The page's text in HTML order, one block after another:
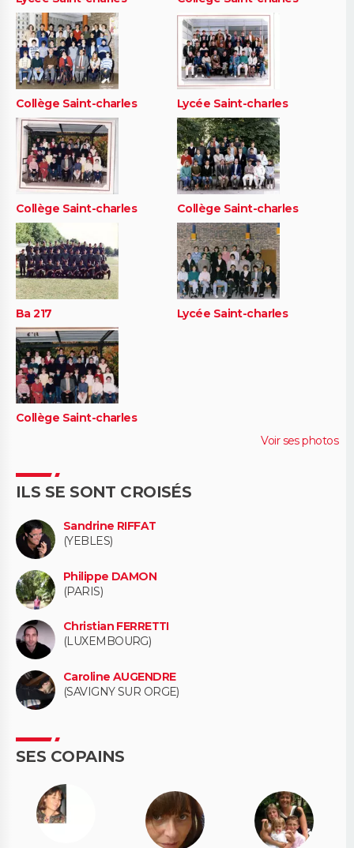
Collège Saint-charles Lycée Saint-charles
Collège Saint-charles Collège Saint-charles
Ba 217 Lycée Saint-charles
Collège Saint-charles
Voir ses photos
ILS SE SONT CROISÉS
Sandrine RIFFAT
(YEBLES)
Philippe DAMON
(PARIS)
Christian FERRETTI
(LUXEMBOURG)
Caroline AUGENDRE
(SAVIGNY SUR ORGE)
SES COPAINS